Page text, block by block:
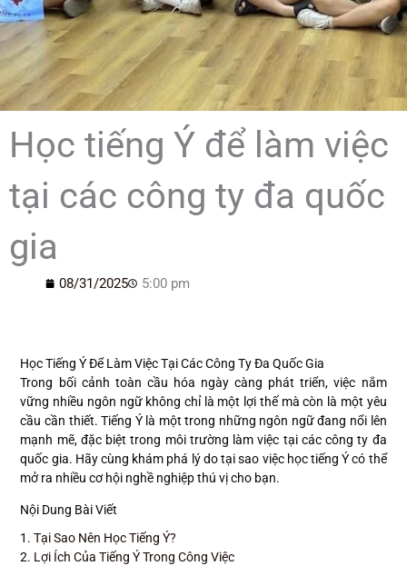
Học tiếng Ý để làm việc
tại các công ty đa quốc
gia
08/31/2025 5:00 pm
Học Tiếng Ý Để Làm Việc Tại Các Công Ty Đa Quốc Gia
Trong bối cảnh toàn cầu hóa ngày càng phát triển, việc nắm
vững nhiều ngôn ngữ không chỉ là một lợi thế mà còn là một yêu
cầu cần thiết. Tiếng Ý là một trong những ngôn ngữ đang nổi lên
mạnh mẽ, đặc biệt trong môi trường làm việc tại các công ty đa
quốc gia. Hãy cùng khám phá lý do tại sao việc học tiếng Ý có thể
mở ra nhiều cơ hội nghề nghiệp thú vị cho bạn.
Nội Dung Bài Viết
1.Tại Sao Nên Học Tiếng Ý?
2. Lợi Ích Của Tiếng Ý Trong Công Việc